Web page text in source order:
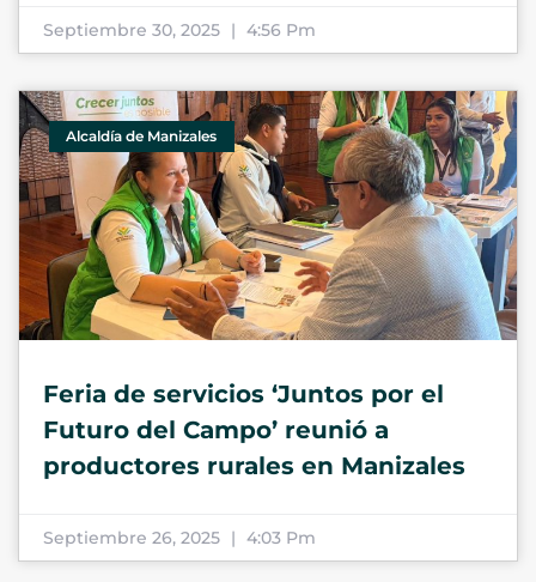
Septiembre 30, 2025 4:56 Pm
Alcaldía de Manizales
Feria de servicios ‘Juntos por el
Futuro del Campo’ reunió a
productores rurales en Manizales
Septiembre 26, 2025 4:03 Pm